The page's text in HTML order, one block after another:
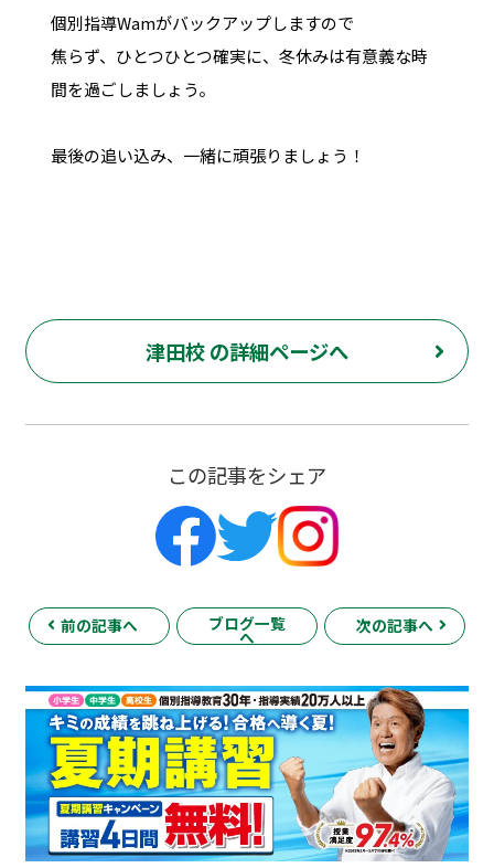
個別指導Wamがバックアップしますので
焦らず、ひとつひとつ確実に、冬休みは有意義な時
間を過ごしましょう。
最後の追い込み、一緒に頑張りましょう！
津田校 の詳細ページへ
この記事をシェア
前の記事へ ブログ一覧
へ
次の記事へ